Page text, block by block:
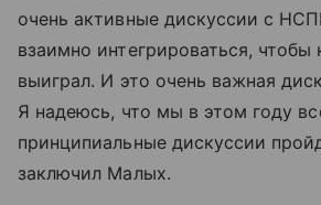
очень активные дискуссии с
взаимно интегрироваться, чтобы
выиграл. И это очень важная
Я надеюсь, что мы в этом году
принципиальные дискуссии
заключил Малых.